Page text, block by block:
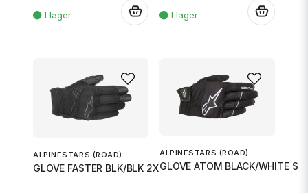
ALPINESTARS (ROAD)
GLOVE FASTER BLK/BLK 2X
ALPINESTARS (ROAD)
GLOVE ATOM BLACK/WHITE S